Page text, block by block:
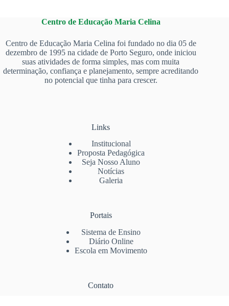
Centro de Educação Maria Celina
Centro de Educação Maria Celina foi fundado no dia 05 de
dezembro de 1995 na cidade de Porto Seguro, onde iniciou
suas atividades de forma simples, mas com muita
determinação, confiança e planejamento, sempre acreditando
no potencial que tinha para crescer.
Links
Institucional
Proposta Pedagógica
Seja Nosso Aluno
Notícias
Galeria
Portais
Sistema de Ensino
Diário Online
Escola em Movimento
Contato